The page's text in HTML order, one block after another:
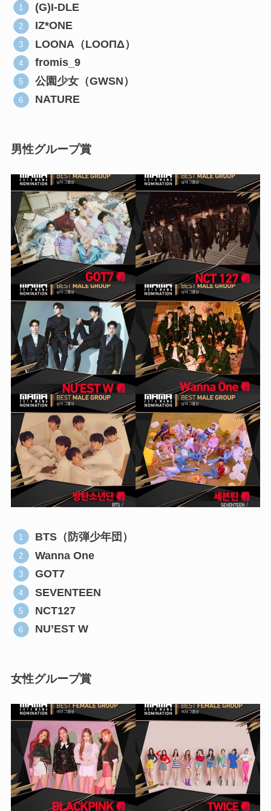
(G)I-DLE
IZ*ONE
LOONA（LOOΠΔ）
fromis_9
公園少女（GWSN）
NATURE
男性グループ賞
BTS（防弾少年団）
Wanna One
GOT7
SEVENTEEN
NCT127
NU’EST W
女性グループ賞